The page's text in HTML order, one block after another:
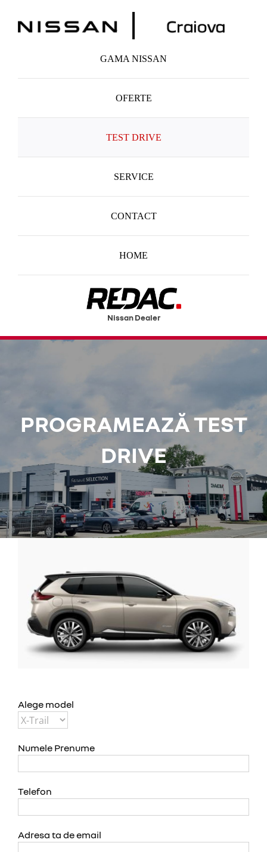
content
GAMA NISSAN
OFERTE
TEST DRIVE
SERVICE
CONTACT
HOME
Nissan Dealer
PROGRAMEAZĂ TEST
DRIVE
Alege model
Numele Prenume
Telefon
Adresa ta de email